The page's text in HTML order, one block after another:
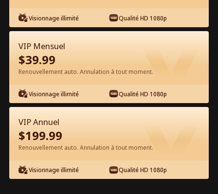
Épisode 20 - Nous ne nous
remettrons jamais ensemble Film
complet
0-49 50-99 Tous les épisodes
Visionnage illimité Qualité HD 1080p
VIP Mensuel
$39.99
Renouvellement auto. Annulation à tout moment.
Visionnage illimité Qualité HD 1080p
VIP Annuel
$199.99
Renouvellement auto. Annulation à tout moment.
Visionnage illimité Qualité HD 1080p